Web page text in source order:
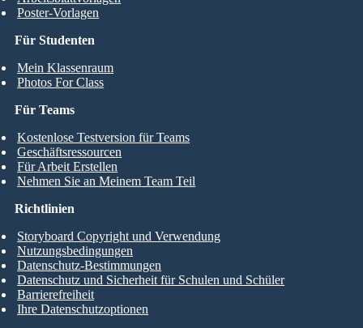
Für Studenten
Mein Klassenraum
Photos For Class
Poster-Vorlagen
Für Teams
Kostenlose Testversion für Teams
Geschäftsressourcen
Für Arbeit Erstellen
Nehmen Sie an Meinem Team Teil
Richtlinien
Storyboard Copyright und Verwendung
Nutzungsbedingungen
Datenschutz-Bestimmungen
Datenschutz und Sicherheit für Schulen und Schüler
Barrierefreiheit
Ihre Datenschutzoptionen